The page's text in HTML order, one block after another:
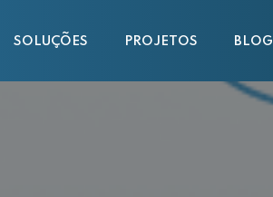
SOLUÇÕES PROJETOS BLOG